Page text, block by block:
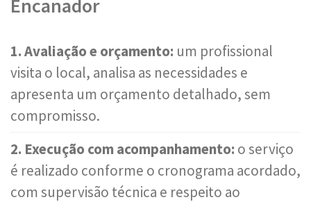
Encanador
1. Avaliação e orçamento: um profissional
visita o local, analisa as necessidades e
apresenta um orçamento detalhado, sem
compromisso.
2. Execução com acompanhamento: o serviço
é realizado conforme o cronograma acordado,
com supervisão técnica e respeito ao